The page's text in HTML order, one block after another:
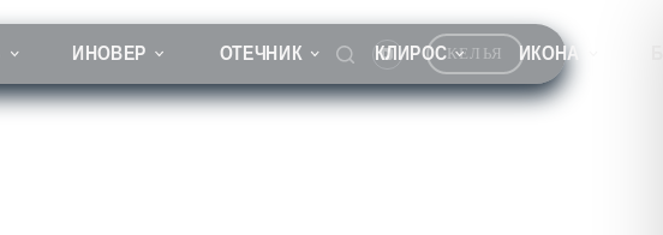
ИНОВЕР ОТЕЧНИК КЛИРОС ИКОНА
КЕЛЬЯ